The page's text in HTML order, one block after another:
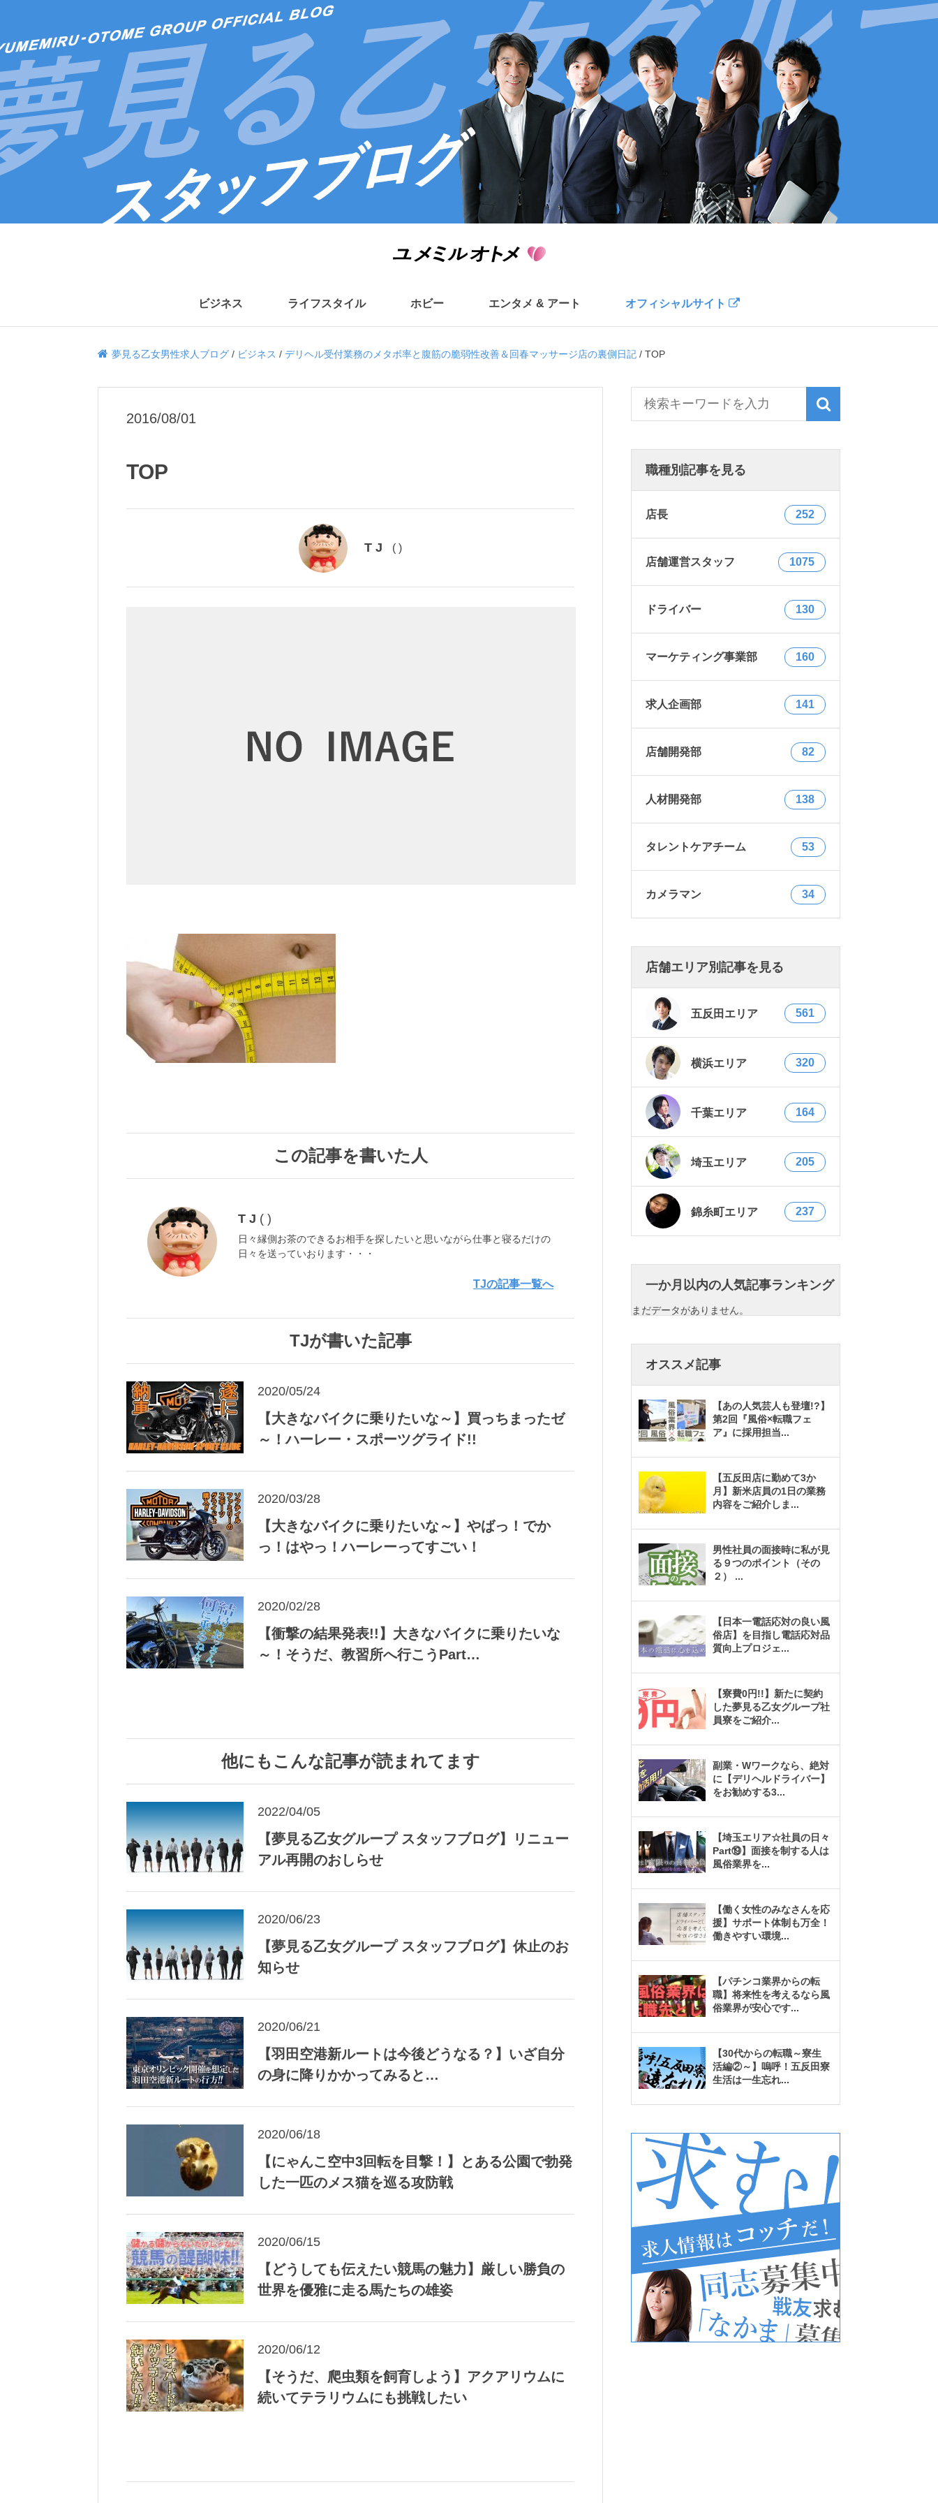
ビジネス ライフスタイル ホビー エンタメ & アート オフィシャルサイト
夢見る乙女男性求人ブログ/ ビジネス / デリヘル受付業務のメタボ率と腹筋の脆弱性改善＆回春マッサージ店の裏側日記/ TOP
2016/08/01
TOP
T J ( )
この記事を書いた人
T J ( )
日々縁側お茶のできるお相手を探したいと思いながら仕事と寝るだけの
日々を送っていおります・・・
TJの記事一覧へ
TJが書いた記事
2020/05/24
【大きなバイクに乗りたいな～】買っちまったゼ
～！ハーレー・スポーツグライド!!
2020/03/28
【大きなバイクに乗りたいな～】やばっ！でか
っ！はやっ！ハーレーってすごい！
2020/02/28
【衝撃の結果発表!!】大きなバイクに乗りたいな
～！そうだ、教習所へ行こうPart…
他にもこんな記事が読まれてます
2022/04/05
【夢見る乙女グループ スタッフブログ】リニュー
アル再開のおしらせ
2020/06/23
【夢見る乙女グループ スタッフブログ】休止のお
知らせ
2020/06/21
【羽田空港新ルートは今後どうなる？】いざ自分
の身に降りかかってみると…
2020/06/18
【にゃんこ空中3回転を目撃！】とある公園で勃発
した一匹のメス猫を巡る攻防戦
2020/06/15
【どうしても伝えたい競馬の魅力】厳しい勝負の
世界を優雅に走る馬たちの雄姿
2020/06/12
【そうだ、爬虫類を飼育しよう】アクアリウムに
続いてテラリウムにも挑戦したい
職種別記事を見る
店長 252
店舗運営スタッフ 1075
ドライバー 130
マーケティング事業部 160
求人企画部 141
店舗開発部 82
人材開発部 138
タレントケアチーム 53
カメラマン 34
店舗エリア別記事を見る
五反田エリア 561
横浜エリア 320
千葉エリア 164
埼玉エリア 205
錦糸町エリア 237
一か月以内の人気記事ランキング
まだデータがありません。
オススメ記事
【あの人気芸人も登壇!?】
第2回『風俗×転職フェ
ア』に採用担当...
【五反田店に勤めて3か
月】新米店員の1日の業務
内容をご紹介しま ...
男性社員の面接時に私が見
る９つのポイント（その
２） ...
【日本一電話応対の良い風
俗店】を目指し電話応対品
質向上プロジェ...
【寮費0円!!】新たに契約
した夢見る乙女グループ社
員寮をご紹介...
副業・Wワークなら、絶対
に【デリヘルドライバー】
をお勧めする3...
【埼玉エリア☆社員の日々
Part⑲】面接を制する人は
風俗業界を...
【働く女性のみなさんを応
援】サポート体制も万全！
働きやすい環境...
【パチンコ業界からの転
職】将来性を考えるなら風
俗業界が安心です...
【30代からの転職～寮生
活編②～】嗚呼！五反田寮
生活は一生忘れ...